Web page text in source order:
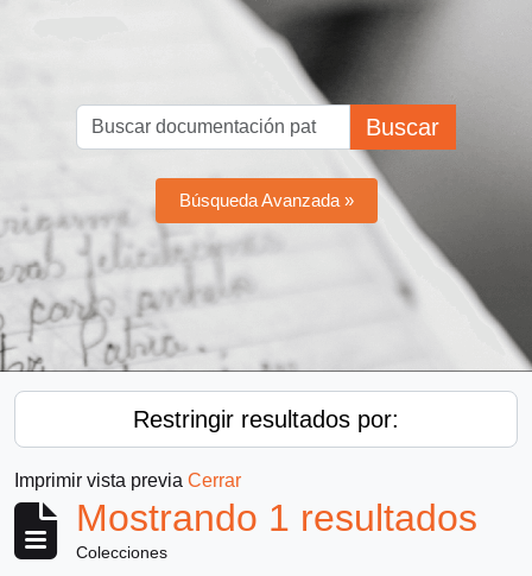
Buscar
Búsqueda Avanzada »
Restringir resultados por:
Imprimir vista previa Cerrar
Mostrando 1 resultados
Colecciones